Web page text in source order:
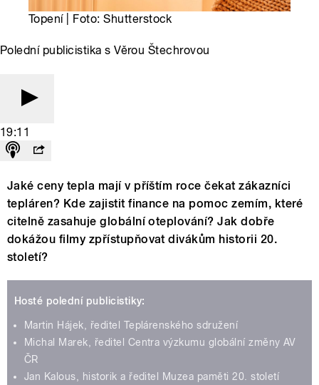
Topení | Foto: Shutterstock
Polední publicistika s Věrou Štechrovou
19:11
Jaké ceny tepla mají v příštím roce čekat zákazníci
tepláren? Kde zajistit finance na pomoc zemím, které
citelně zasahuje globální oteplování? Jak dobře
dokážou filmy zpřístupňovat divákům historii 20.
století?
Hosté polední publicistiky:
Martin Hájek, ředitel Teplárenského sdružení
Michal Marek, ředitel Centra výzkumu globální změny AV
ČR
Jan Kalous, historik a ředitel Muzea paměti 20. století